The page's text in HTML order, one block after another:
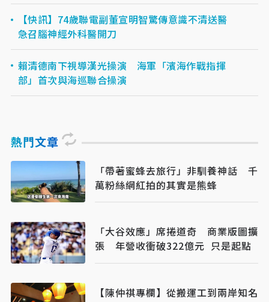
【快訊】74歲聯電副董宣明智驚傳意識不清送醫
急召腦神經外科醫開刀
賴清德南下視導漢光操演 海軍「濱海作戰指揮
部」首次與海巡聯合操演
熱門文章
「帶著蜜蜂去旅行」非馴養神話 千
萬粉絲網紅拍的其實是熊蜂
「大谷效應」席捲道奇 商業版圖擴
張 年營收衝破322億元 只是起點
【陳仲祺專欄】從搬運工到兩岸知名